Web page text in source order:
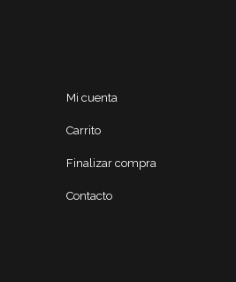
Mi cuenta
Carrito
Finalizar compra
Contacto